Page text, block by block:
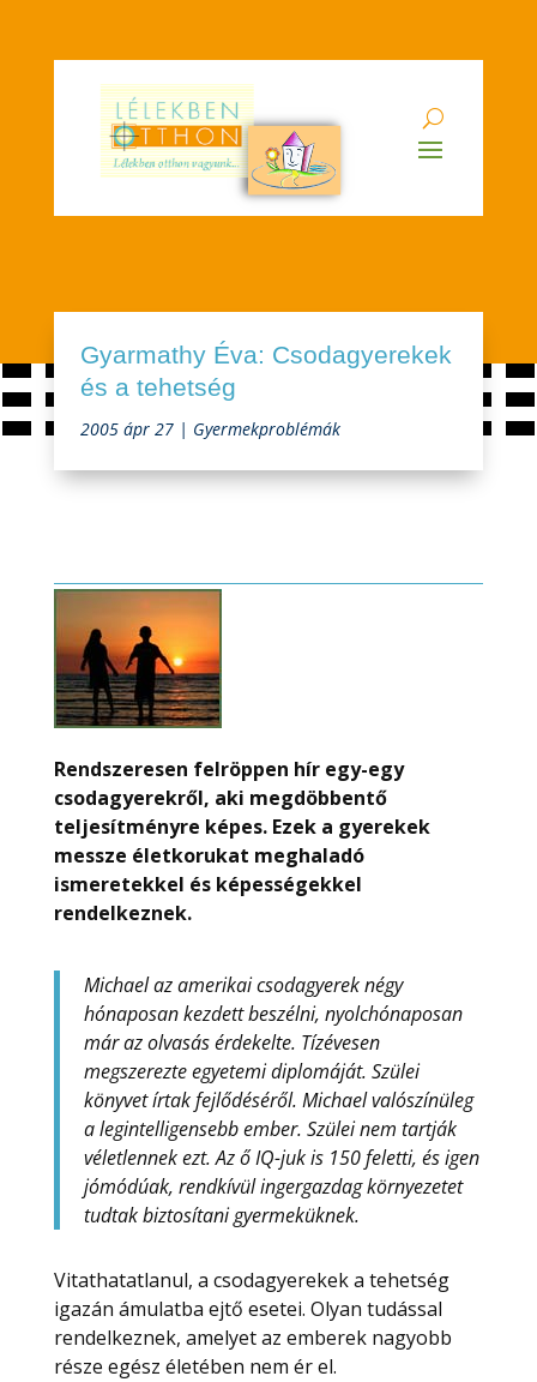
Gyarmathy Éva: Csodagyerekek
és a tehetség
2005 ápr 27 | Gyermekproblémák
Rendszeresen felröppen hír egy-egy
csodagyerekről, aki megdöbbentő
teljesítményre képes. Ezek a gyerekek
messze életkorukat meghaladó
ismeretekkel és képességekkel
rendelkeznek.
Michael az amerikai csodagyerek négy
hónaposan kezdett beszélni, nyolchónaposan
már az olvasás érdekelte. Tízévesen
megszerezte egyetemi diplomáját. Szülei
könyvet írtak fejlődéséről. Michael valószínüleg
a legintelligensebb ember. Szülei nem tartják
véletlennek ezt. Az ő IQ-juk is 150 feletti, és igen
jómódúak, rendkívül ingergazdag környezetet
tudtak biztosítani gyermeküknek.
Vitathatatlanul, a csodagyerekek a tehetség
igazán ámulatba ejtő esetei. Olyan tudással
rendelkeznek, amelyet az emberek nagyobb
része egész életében nem ér el.